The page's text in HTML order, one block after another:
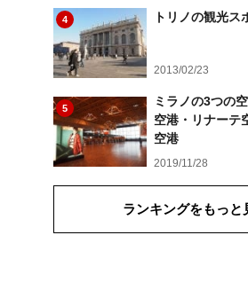
4 トリノの観光ス
2013/02/23
5
ミラノの3つの
空港・リナーテ
空港
2019/11/28
ランキングをもっと